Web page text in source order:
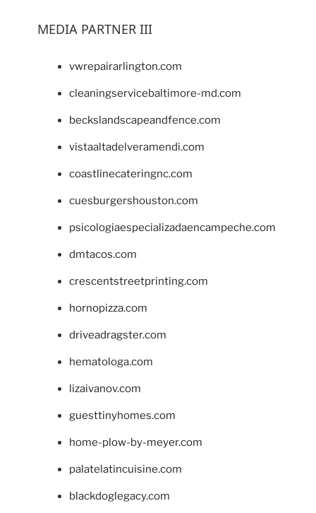
MEDIA PARTNER III
vwrepairarlington.com
cleaningservicebaltimore-md.com
beckslandscapeandfence.com
vistaaltadelveramendi.com
coastlinecateringnc.com
cuesburgershouston.com
psicologiaespecializadaencampeche.com
dmtacos.com
crescentstreetprinting.com
hornopizza.com
driveadragster.com
hematologa.com
lizaivanov.com
guesttinyhomes.com
home-plow-by-meyer.com
palatelatincuisine.com
blackdoglegacy.com